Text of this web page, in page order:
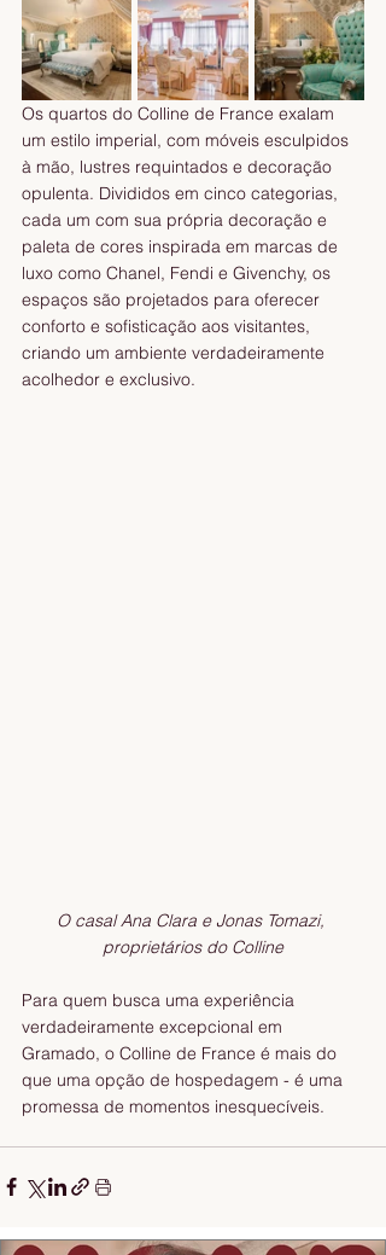
Os quartos do Colline de France exalam
um estilo imperial, com móveis esculpidos
à mão, lustres requintados e decoração
opulenta. Divididos em cinco categorias,
cada um com sua própria decoração e
paleta de cores inspirada em marcas de
luxo como Chanel, Fendi e Givenchy, os
espaços são projetados para oferecer
conforto e sofisticação aos visitantes,
criando um ambiente verdadeiramente
acolhedor e exclusivo.
O casal Ana Clara e Jonas Tomazi,
proprietários do Colline
Para quem busca uma experiência
verdadeiramente excepcional em
Gramado, o Colline de France é mais do
que uma opção de hospedagem - é uma
promessa de momentos inesquecíveis.